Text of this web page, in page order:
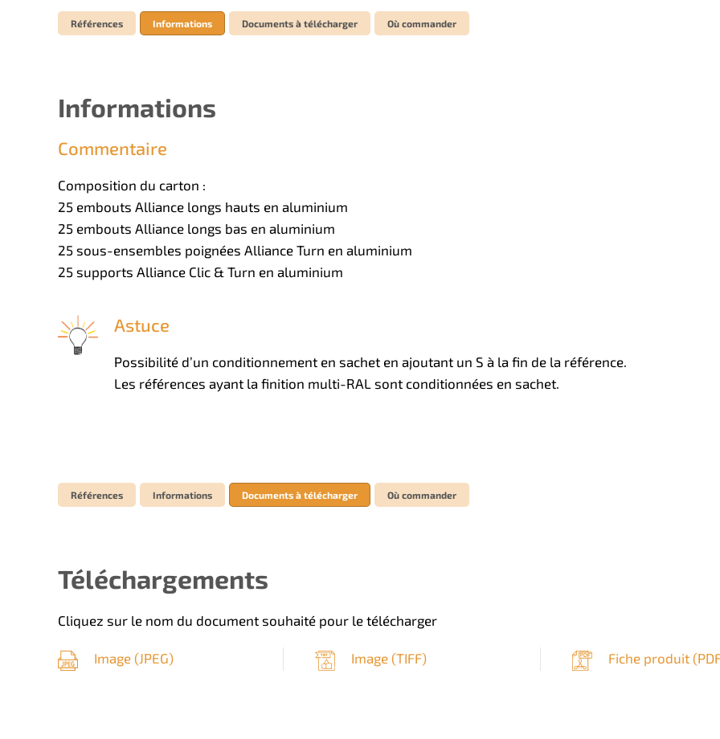
Références Informations Documents à télécharger Où commander
Informations
Commentaire
Composition du carton :
25 embouts Alliance longs hauts en aluminium
25 embouts Alliance longs bas en aluminium
25 sous-ensembles poignées Alliance Turn en aluminium
25 supports Alliance Clic & Turn en aluminium
Astuce
Possibilité d’un conditionnement en sachet en ajoutant un S à la fin de la référence.
Les références ayant la finition multi-RAL sont conditionnées en sachet.
Références Informations Documents à télécharger Où commander
Téléchargements
Cliquez sur le nom du document souhaité pour le télécharger
Image (JPEG) Image (TIFF) Fiche produit (